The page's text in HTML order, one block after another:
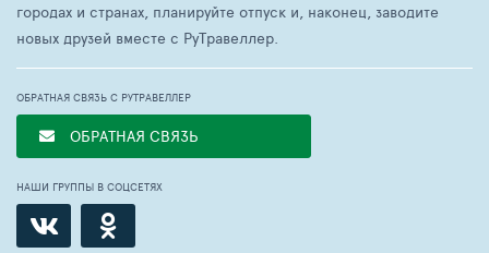
городах и странах, планируйте отпуск и, наконец, заводите
новых друзей вместе с РуТравеллер.
ОБРАТНАЯ СВЯЗЬ С РУТРАВЕЛЛЕР
ОБРАТНАЯ СВЯЗЬ
НАШИ ГРУППЫ В СОЦСЕТЯХ